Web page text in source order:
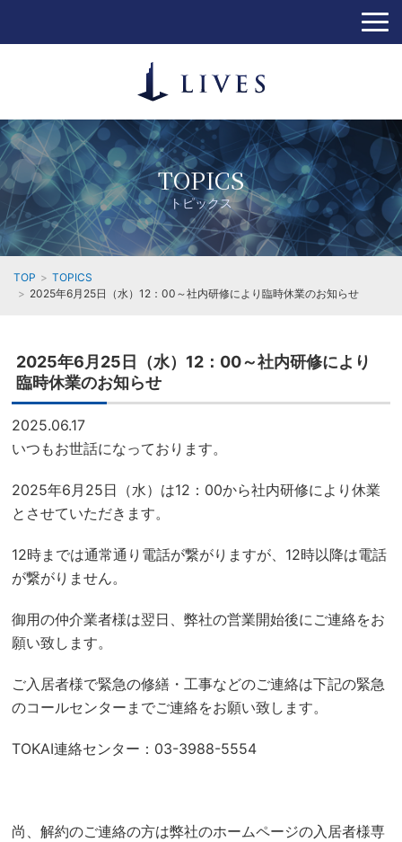
TOPICS
トピックス
TOP
TOPICS
2025年6月25日（水）12：00～社内研修により臨時休業のお知らせ
2025年6月25日（水）12：00～社内研修により
臨時休業のお知らせ
2025.06.17
いつもお世話になっております。
2025年6月25日（水）は12：00から社内研修により休業
とさせていただきます。
12時までは通常通り電話が繋がりますが、12時以降は電話
が繋がりません。
御用の仲介業者様は翌日、弊社の営業開始後にご連絡をお
願い致します。
ご入居者様で緊急の修繕・工事などのご連絡は下記の緊急
のコールセンターまでご連絡をお願い致します。
TOKAI連絡センター：03-3988-5554
尚、解約のご連絡の方は弊社のホームページの入居者様専